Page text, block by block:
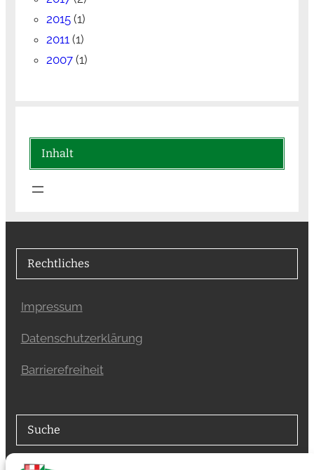
2015(1)
2011(1)
2007(1)
Inhalt
Rechtliches
Impressum
Datenschutzerklärung
Barrierefreiheit
Suche